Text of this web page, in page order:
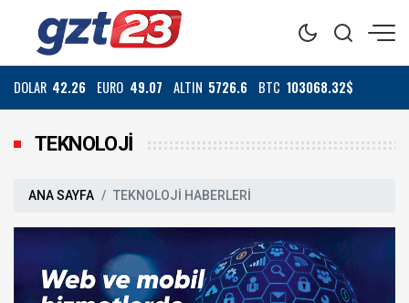
DOLAR 42.26 EURO 49.07 ALTIN 5726.6 BTC 103068.32$
TEKNOLOJİ
ANA SAYFA TEKNOLOJİ HABERLERİ